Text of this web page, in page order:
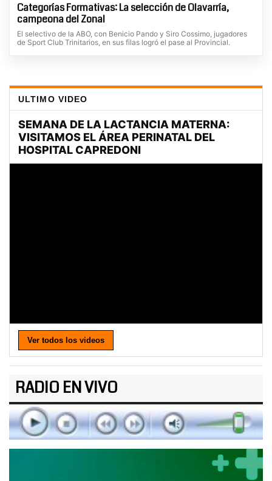
Categorías Formativas: La selección de Olavarría,
campeona del Zonal
El selectivo de la ABO, con Benicio Pando y Siro Cossimo, jugadores
de Sport Club Trinitarios, en sus filas logró el pase al Provincial.
ULTIMO VIDEO
Ver todos los videos
RADIO EN VIVO